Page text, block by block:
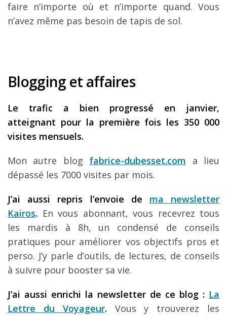
faire n’importe où et n’importe quand. Vous
n’avez même pas besoin de tapis de sol.
Blogging et affaires
Le trafic a bien progressé en janvier,
atteignant pour la première fois les 350 000
visites mensuels.
Mon autre blog fabrice-dubesset.com a lieu
dépassé les 7000 visites par mois.
J’ai aussi repris l’envoie de ma newsletter
Kairos. En vous abonnant, vous recevrez tous
les mardis à 8h, un condensé de conseils
pratiques pour améliorer vos objectifs pros et
perso. J’y parle d’outils, de lectures, de conseils
à suivre pour booster sa vie.
J’ai aussi enrichi la newsletter de ce blog : La
Lettre du Voyageur. Vous y trouverez les